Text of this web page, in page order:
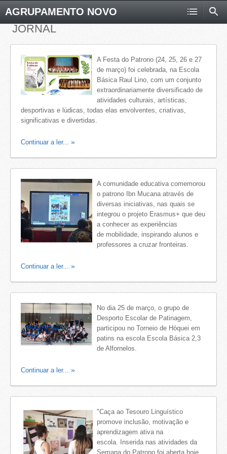
AGRUPAMENTO NOVO
JORNAL
A Festa do Patrono (24, 25, 26 e 27
de março) foi celebrada, na Escola
Básica Raul Lino, com um conjunto
extraordinariamente diversificado de
atividades culturais, artísticas,
desportivas e lúdicas, todas elas envolventes, criativas,
significativas e divertidas.
Continuar a ler...
A comunidade educativa comemorou
o patrono Ibn Mucana através de
diversas iniciativas, nas quais se
integrou o projeto Erasmus+ que deu
a conhecer as experiências
de mobilidade, inspirando alunos e
professores a cruzar fronteiras.
Continuar a ler...
No dia 25 de março, o grupo de
Desporto Escolar de Patinagem,
participou no Torneio de Hóquei em
patins na escola Escola Básica 2,3
de Alfornelos.
Continuar a ler...
"Caça ao Tesouro Linguístico
promove inclusão, motivação e
aprendizagem ativa na
escola. Inserida nas atividades da
Semana do Patrono foi aberta hoje,